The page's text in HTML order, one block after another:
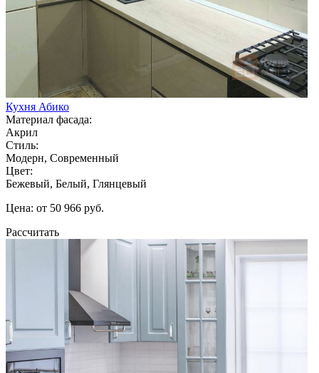
Кухня Абико
Материал фасада:
Акрил
Стиль:
Модерн, Современный
Цвет:
Бежевый, Белый, Глянцевый
Цена: от 50 966 руб.
Рассчитать